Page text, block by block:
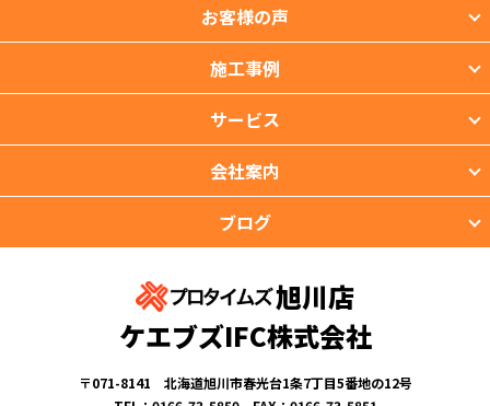
お客様の声
施工事例
サービス
会社案内
ブログ
旭川店
ケエブズIFC株式会社
〒071-8141 北海道旭川市春光台1条7丁目5番地の12号